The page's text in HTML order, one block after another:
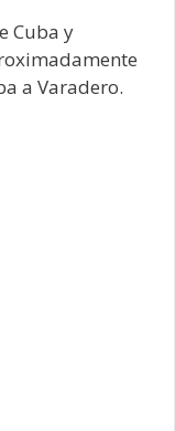
Cuba y
a Varadero.